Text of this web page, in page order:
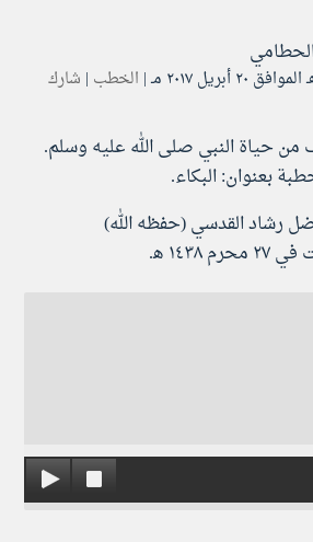
الخطب | شارك
حياة النبي صلى الله عليه وسلم.
بعنوان: البكاء.
رشاد القدسي (حفظه الله)
محرم ١٤٣٨ ه‍.